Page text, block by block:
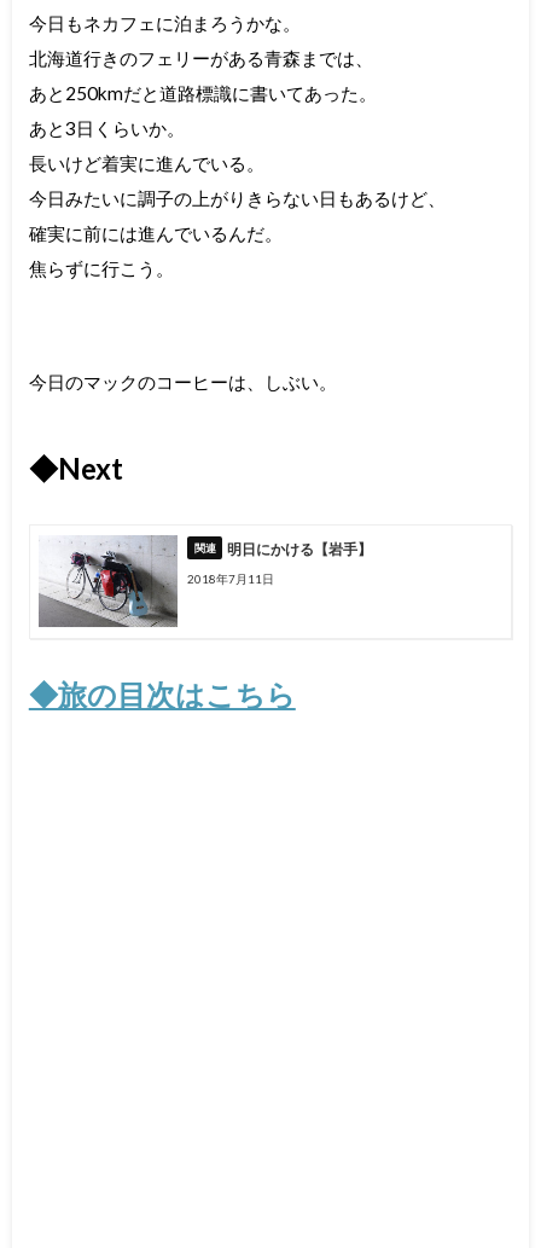
今日もネカフェに泊まろうかな。
北海道行きのフェリーがある青森までは、
あと250kmだと道路標識に書いてあった。
あと3日くらいか。
長いけど着実に進んでいる。
今日みたいに調子の上がりきらない日もあるけど、
確実に前には進んでいるんだ。
焦らずに行こう。
今日のマックのコーヒーは、しぶい。
◆Next
明日にかける【岩手】
2018年7月11日
◆旅の目次はこちら